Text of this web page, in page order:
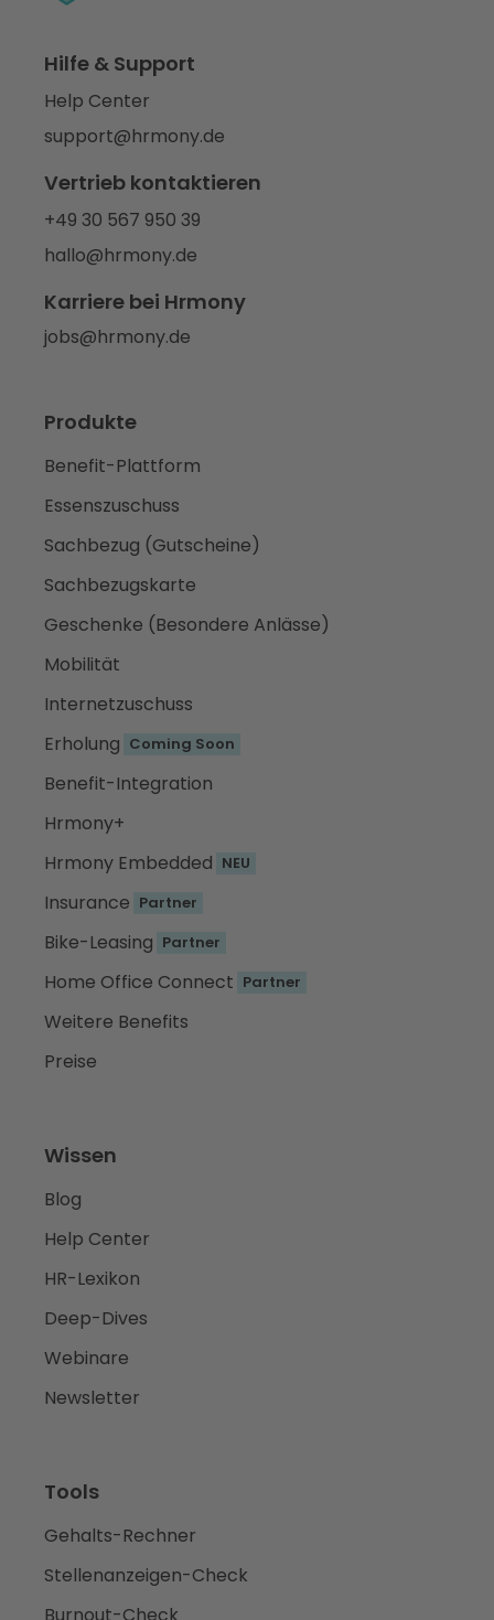
Hilfe & Support
Help Center
support@hrmony.de
Vertrieb kontaktieren
+49 30 567 950 39
hallo@hrmony.de
Karriere bei Hrmony
jobs@hrmony.de
Produkte
Benefit-Plattform
Essenszuschuss
Sachbezug (Gutscheine)
Sachbezugskarte
Geschenke (Besondere Anlässe)
Mobilität
Internetzuschuss
Erholung Coming Soon
Benefit-Integration
Hrmony+
Hrmony Embedded NEU
Insurance Partner
Bike-Leasing Partner
Home Office Connect Partner
Weitere Benefits
Preise
Wissen
Blog
Help Center
HR-Lexikon
Deep-Dives
Webinare
Newsletter
Tools
Gehalts-Rechner
Stellenanzeigen-Check
Burnout-Check